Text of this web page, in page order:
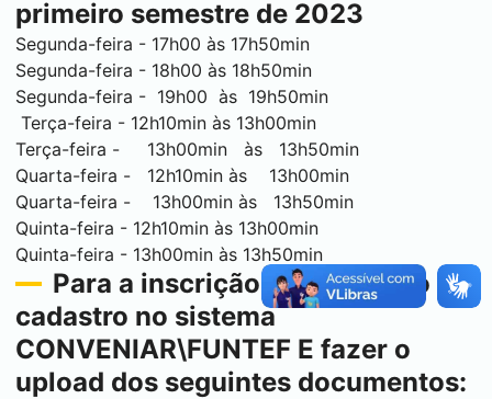
primeiro semestre de 2023
Segunda-feira - 17h00 às 17h50min
Segunda-feira - 18h00 às 18h50min
Segunda-feira - 19h00 às 19h50min
Terça-feira - 12h10min às 13h00min
Terça-feira - 13h00min às 13h50min
Quarta-feira - 12h10min às 13h00min
Quarta-feira - 13h00min às 13h50min
Quinta-feira - 12h10min às 13h00min
Quinta-feira - 13h00min às 13h50min
Para a inscrição é necessário o
cadastro no sistema
CONVENIAR\FUNTEF E fazer o
upload dos seguintes documentos: